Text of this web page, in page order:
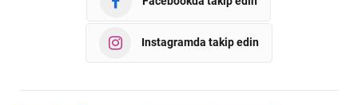
Instagramda takip edin